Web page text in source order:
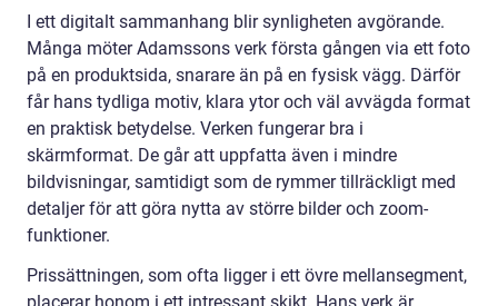
I ett digitalt sammanhang blir synligheten avgörande.
Många möter Adamssons verk första gången via ett foto
på en produktsida, snarare än på en fysisk vägg. Därför
får hans tydliga motiv, klara ytor och väl avvägda format
en praktisk betydelse. Verken fungerar bra i
skärmformat. De går att uppfatta även i mindre
bildvisningar, samtidigt som de rymmer tillräckligt med
detaljer för att göra nytta av större bilder och zoom-
funktioner.
Prissättningen, som ofta ligger i ett övre mellansegment,